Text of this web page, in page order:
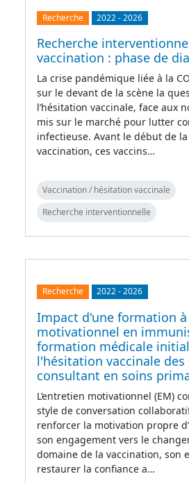
Recherche 2022-2026
Recherche
vaccination : phase de
La crise pandémique liée à la
sur le devant de la scène la
l’hésitation vaccinale, face aux
mis sur le marché pour lutter
infectieuse. Avant le début de
vaccination, ces vaccins…
Vaccination / hésitation vaccinale
Recherche interventionnelle
Recherche 2022-2026
Impact d'une formation
motivationnel en
formation médicale
l'hésitation vaccinale
consultant en soins
L’entretien motivationnel (EM)
style de conversation
renforcer la motivation propre
son engagement vers le
domaine de la vaccination, son
restaurer la confiance a…